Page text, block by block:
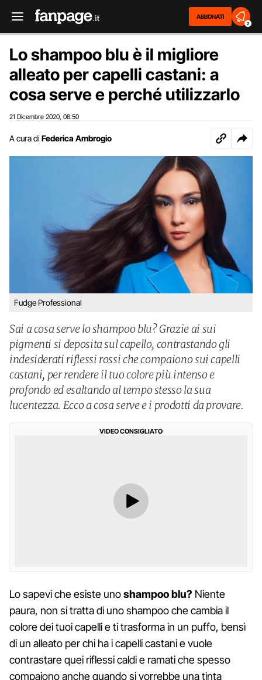
ABBONATI
2
Lo shampoo blu è il migliore
alleato per capelli castani: a
cosa serve e perché utilizzarlo
21 Dicembre 2020 08:50
A cura di Federica Ambrogio
Fudge Professional
Sai a cosa serve lo shampoo blu? Grazie ai sui
pigmenti si deposita sul capello, contrastando gli
indesiderati riflessi rossi che compaiono sui capelli
castani, per rendere il tuo colore più intenso e
profondo ed esaltando al tempo stesso la sua
lucentezza. Ecco a cosa serve e i prodotti da provare.
VIDEO CONSIGLIATO
Lo sapevi che esiste unoshampoo blu? Niente
paura, non si tratta di uno shampoo che cambia il
colore dei tuoi capelli e ti trasforma in un puffo, bensì
di un alleato per chi ha i capelli castani e vuole
contrastare quei riflessi caldi e ramati che spesso
compaiono anche quando si vorrebbe una tinta